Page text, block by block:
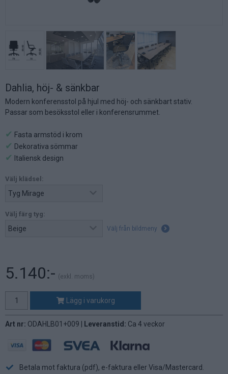
Dahlia, höj- & sänkbar
Modern konferensstol på hjul med höj- och sänkbart stativ.
Passar som besöksstol eller i konferensrummet.
✔ Fasta armstöd i krom
✔ Dekorativa sömmar
✔ Italiensk design
Välj klädsel:
Välj färg tyg:
Välj från bildmeny
5.140:- (exkl. moms)
Lägg i varukorg
Art nr: ODAHLB01+009 | Leveranstid: Ca 4 veckor
Betala mot faktura (pdf), e-faktura eller Visa/Mastercard.